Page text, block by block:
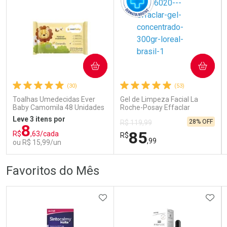
Comprar sem Desconto
Por R$ 145,49/cada
Comprar sem Desconto
Por R$ 145,49/cada
Comprar sem Desconto
Por R$ 166,99/cada
Comprar sem Desconto
Por R$ 166,99/cada
(30)
Toalhas Umedecidas Ever
Baby Camomila 48 Unidades
Leve 3 itens por
R$8,63/cada
ou R$ 15,99/un
COMPRAR
Por Menos
(53)
Gel de Limpeza Facial La
Roche-Posay Effaclar
R$ 119,99
R$85,99
28% OFF
COMPRAR
Por Menos
Favoritos do Mês
ADICIONAR AOS FAVORITOS